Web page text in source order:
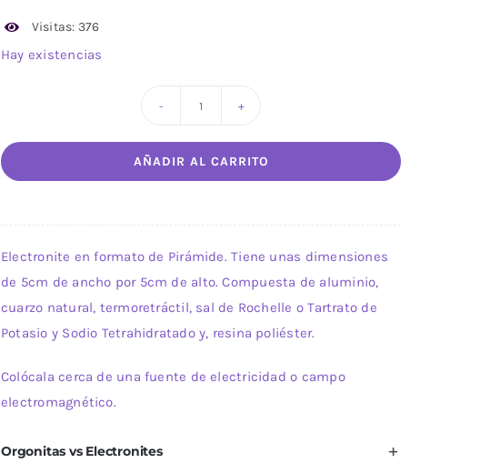
Visitas: 376
Hay existencias
con
forma
cantidad
AÑADIR AL CARRITO
Electronite en formato de Pirámide. Tiene unas dimensiones
de 5cm de ancho por 5cm de alto. Compuesta de aluminio,
cuarzo natural, termoretráctil, sal de Rochelle o Tartrato de
Potasio y Sodio Tetrahidratado y, resina poliéster.
Colócala cerca de una fuente de electricidad o campo
electromagnético.
Orgonitas vs Electronites